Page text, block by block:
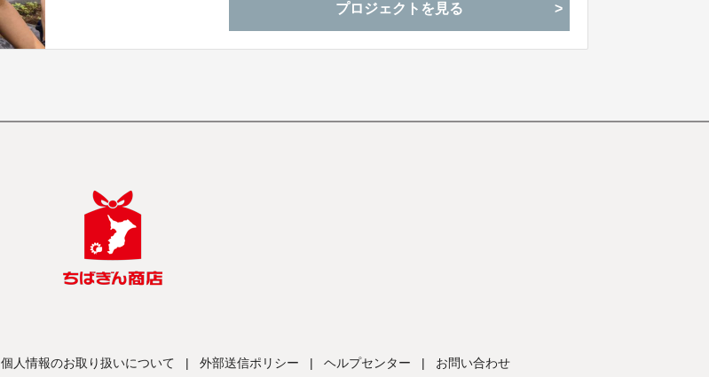
プロジェクトを見る
個人情報のお取り扱いについて | 外部送信ポリシー | ヘルプセンター | お問い合わせ